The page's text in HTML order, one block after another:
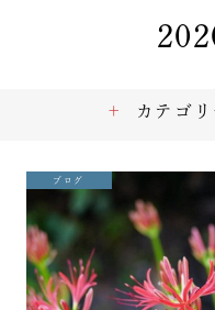
ブログ
カテゴ